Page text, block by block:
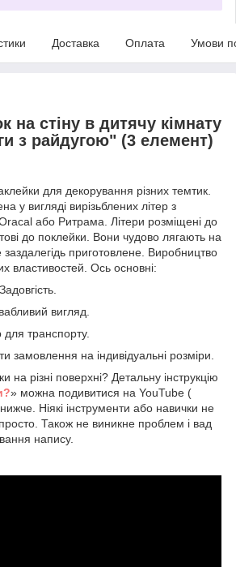
Доставка Оплата Умови
на стіну в дитячу кімнату
з райдугою" (3 елемент)
для декорування різних темтик.
у вигляді вирізьблених літер з
Oracal або Ритрама. Літери розміщені до
до поклейки. Вони чудово лягають на
заздалегідь приготовлене. Виробництво
властивостей. Ось основні:
вигляд.
для транспорту.
замовлення на індивідуальні розміри.
на різні поверхні? Детальну інструкцію
» можна подивитися на YouTube (
Ніякі інструменти або навички не
Також не виникне проблем і вад
напису.